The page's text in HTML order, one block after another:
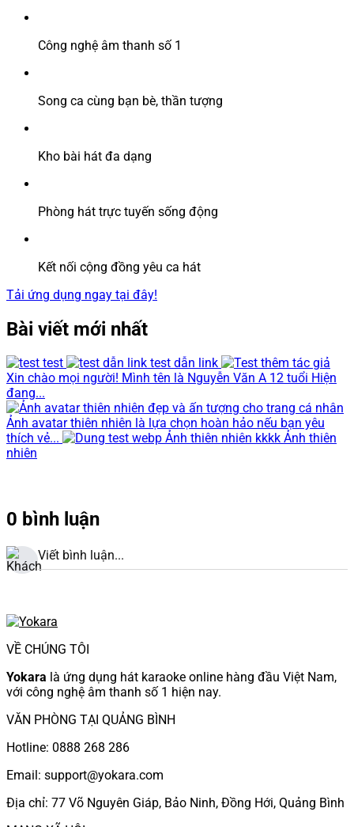
Công nghệ âm thanh số 1
Song ca cùng bạn bè, thần tượng
Kho bài hát đa dạng
Phòng hát trực tuyến sống động
Kết nối cộng đồng yêu ca hát
Tải ứng dụng ngay tại đây!
Bài viết mới nhất
test
test dẫn link
Xin chào mọi người! Mình tên là Nguyễn Văn A 12 tuổi Hiện
đang...
Ảnh avatar thiên nhiên là lựa chọn hoàn hảo nếu bạn yêu
thích vẻ...
Ảnh thiên nhiên kkkk Ảnh thiên
nhiên
0 bình luận
Viết bình luận...
VỀ CHÚNG TÔI
Yokara là ứng dụng hát karaoke online hàng đầu Việt Nam,
với công nghệ âm thanh số 1 hiện nay.
VĂN PHÒNG TẠI QUẢNG BÌNH
Hotline: 0888 268 286
Email: support@yokara.com
Địa chỉ: 77 Võ Nguyên Giáp, Bảo Ninh, Đồng Hới, Quảng Bình